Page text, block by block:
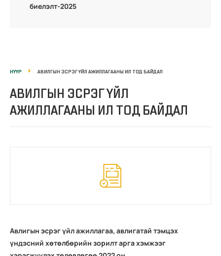
биелэлт-2025
НҮҮР АВИЛГЫН ЭСРЭГ ҮЙЛ АЖИЛЛАГААНЫ ИЛ ТОД БАЙДАЛ
АВИЛГЫН ЭСРЭГ ҮЙЛ
АЖИЛЛАГААНЫ ИЛ ТОД БАЙДАЛ
Авлигын эсрэг үйл ажиллагаа, авлигатай тэмцэх
үндэсний хөтөлбөрийн зорилт арга хэмжээг